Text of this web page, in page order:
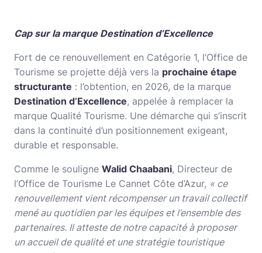
Cap sur la marque Destination d’Excellence
Fort de ce renouvellement en Catégorie 1, l’Office de
Tourisme se projette déjà vers la prochaine étape
structurante : l’obtention, en 2026, de la marque
Destination d’Excellence, appelée à remplacer la
marque Qualité Tourisme. Une démarche qui s’inscrit
dans la continuité d’un positionnement exigeant,
durable et responsable.
Comme le souligne Walid Chaabani, Directeur de
l’Office de Tourisme Le Cannet Côte d’Azur, « ce
renouvellement vient récompenser un travail collectif
mené au quotidien par les équipes et l’ensemble des
partenaires. Il atteste de notre capacité à proposer
un accueil de qualité et une stratégie touristique